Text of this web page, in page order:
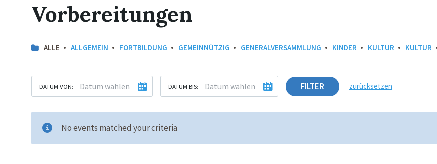
Vorbereitungen
ALLE ALLGEMEIN FORTBILDUNG GEMEINNÜTZIG GENERALVERSAMMLUNG KINDER KULTUR KULTUR
DATUM VON: DATUM BIS: FILTER zurücksetzen
No events matched your criteria